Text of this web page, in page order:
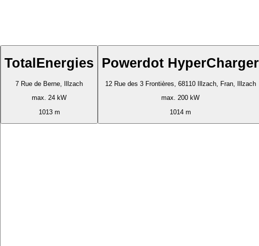
TotalEnergies
7 Rue de Berne, Illzach
max. 24 kW
1013 m
Powerdot HyperCharger
12 Rue des 3 Frontières, 68110 Illzach, Fran, Illzach
max. 200 kW
1014 m